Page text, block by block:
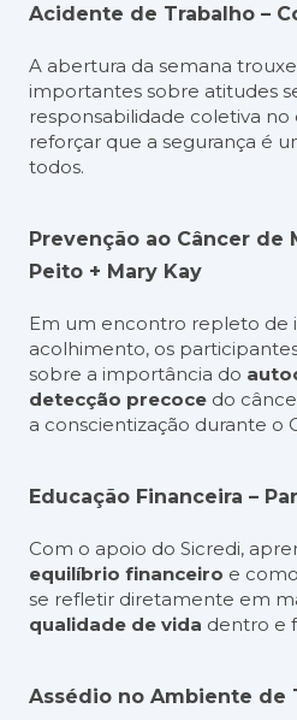
Acidente de Trabalho –
A abertura da semana
importantes sobre atitudes
responsabilidade coletiva no
reforçar que a segurança é
todos.
Prevenção ao Câncer de
Peito + Mary Kay
Em um encontro repleto de
acolhimento, os
sobre a importância do
detecção precoce do
a conscientização durante o
Educação Financeira –
Com o apoio do Sicredi,
equilíbrio financeiro e
se refletir diretamente em
qualidade de vida dentro e
Assédio no Ambiente de